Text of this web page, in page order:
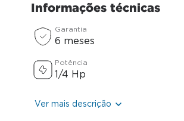
Informações técnicas
Garantia
6 meses
Potência
1/4 Hp
Ver mais descrição